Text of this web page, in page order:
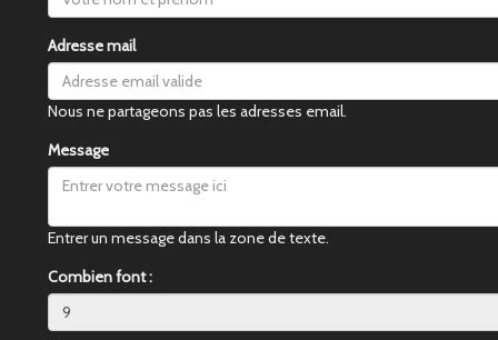
Adresse mail
Nous ne partageons pas les adresses email.
Message
Entrer un message dans la zone de texte.
Combien font :